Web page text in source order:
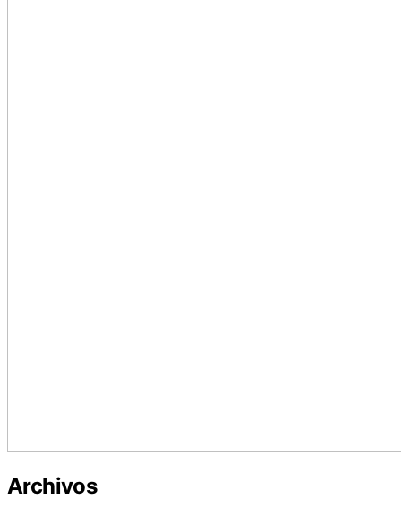
Archivos